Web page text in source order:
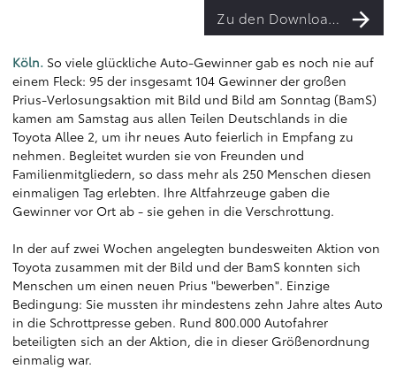
Zu den Downloads
Köln. So viele glückliche Auto-Gewinner gab es noch nie auf
einem Fleck: 95 der insgesamt 104 Gewinner der großen
Prius-Verlosungsaktion mit Bild und Bild am Sonntag (BamS)
kamen am Samstag aus allen Teilen Deutschlands in die
Toyota Allee 2, um ihr neues Auto feierlich in Empfang zu
nehmen. Begleitet wurden sie von Freunden und
Familienmitgliedern, so dass mehr als 250 Menschen diesen
einmaligen Tag erlebten. Ihre Altfahrzeuge gaben die
Gewinner vor Ort ab - sie gehen in die Verschrottung.
In der auf zwei Wochen angelegten bundesweiten Aktion von
Toyota zusammen mit der Bild und der BamS konnten sich
Menschen um einen neuen Prius "bewerben". Einzige
Bedingung: Sie mussten ihr mindestens zehn Jahre altes Auto
in die Schrottpresse geben. Rund 800.000 Autofahrer
beteiligten sich an der Aktion, die in dieser Größenordnung
einmalig war.